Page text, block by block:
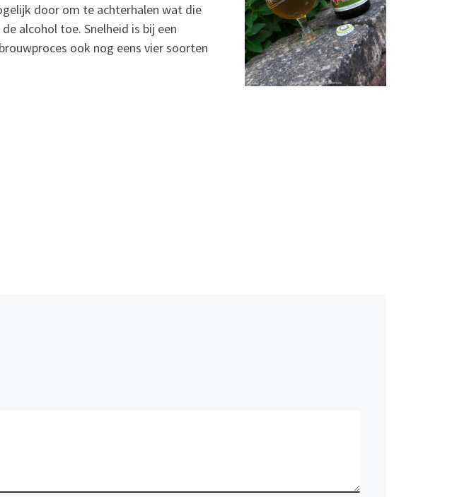
door om te achterhalen wat die
alcohol toe. Snelheid is bij een
ook nog eens vier soorten